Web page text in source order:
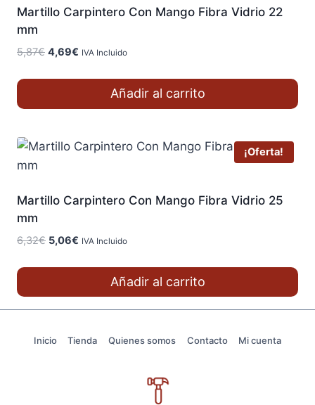
Martillo Carpintero Con Mango Fibra Vidrio 22
mm
5,87€ El
4,69€ El
IVA Incluido
Añadir al carrito
¡Oferta!
Martillo Carpintero Con Mango Fibra Vidrio 25
mm
6,32€ El
5,06€ El
IVA Incluido
Añadir al carrito
Inicio Tienda Quienes somos Contacto Mi cuenta